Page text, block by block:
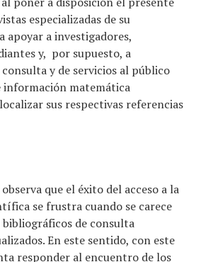
especializadas de su
apoyar a investigadores,
y, por supuesto, a
y de servicios al público
información matemática
sus respectivas referencias
que el éxito del acceso a la
se frustra cuando se carece
de consulta
En este sentido, con este
responder al encuentro de los